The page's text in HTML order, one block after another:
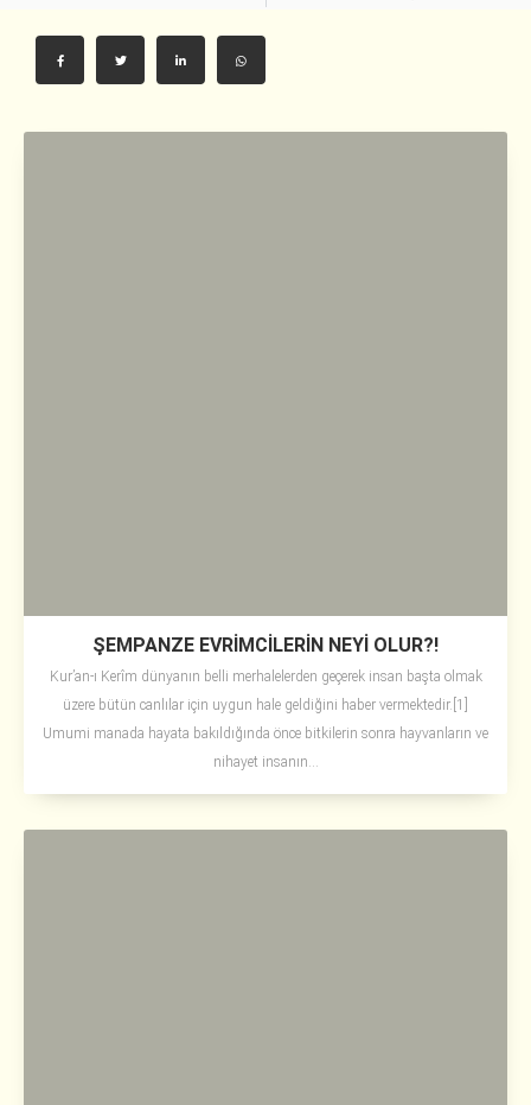
ŞEMPANZE EVRİMCİLERİN NEYİ OLUR?!
Kur’an-ı Kerîm dünyanın belli merhalelerden geçerek insan başta olmak
üzere bütün canlılar için uygun hale geldiğini haber vermektedir.[1]
Umumi manada hayata bakıldığında önce bitkilerin sonra hayvanların ve
nihayet insanın...